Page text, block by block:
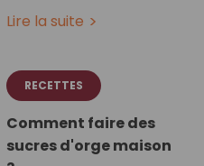
Lire la suite
RECETTES
Comment faire des
sucres d'orge maison